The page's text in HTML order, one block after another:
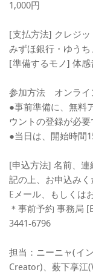
1,000円
[支払方法] クレジ
みずほ銀行・ゆう
[準備するモノ] 体
参加方法 オンライ
●事前準備に、無料
ウントの登録が必要
●当日は、開始時間
[申込方法] 名前、
記の上、お申込みく
Eメール、もしくは
＊事前予約 事務局
3441-6796
担当：ニーニャ(イ
Creator)、薮下享江